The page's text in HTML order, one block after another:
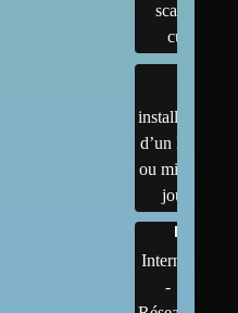
scanner,
cups
installation
d’un linux
ou mises à
jour
Internet
-